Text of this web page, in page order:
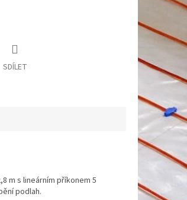
SDÍLET
m s lineárním příkonem 5
podlah.